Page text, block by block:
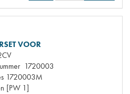
VOOR
1720003
1720003M
[PW 1]